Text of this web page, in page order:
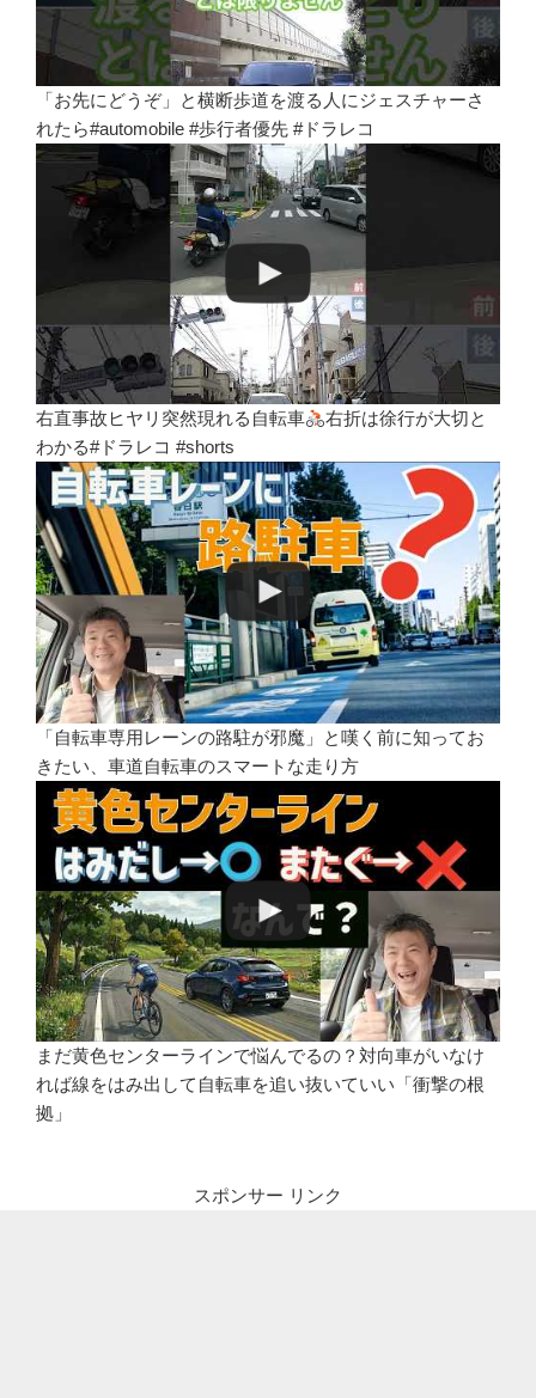
「お先にどうぞ」と横断歩道を渡る人にジェスチャーさ
れたら#automobile #歩行者優先 #ドラレコ
右直事故ヒヤリ突然現れる自転車
右折は徐行が大切と
わかる#ドラレコ #shorts
「自転車専用レーンの路駐が邪魔」と嘆く前に知ってお
きたい、車道自転車のスマートな走り方
まだ黄色センターラインで悩んでるの？対向車がいなけ
れば線をはみ出して自転車を追い抜いていい「衝撃の根
拠」
スポンサー リンク